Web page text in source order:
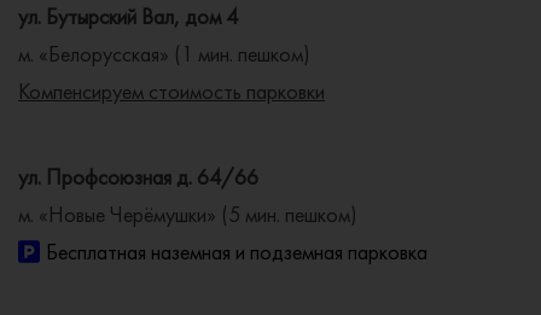
ул. Бутырский Вал, дом 4
м. «Белорусская» (1 мин. пешком)
Компенсируем стоимость парковки
ул. Профсоюзная д. 64/66
м. «Новые Черёмушки» (5 мин. пешком)
Бесплатная наземная и подземная парковка